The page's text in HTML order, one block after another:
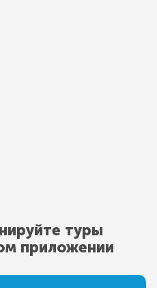
туры
приложении